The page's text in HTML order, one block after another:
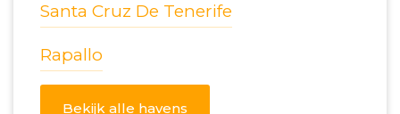
Santa Cruz De Tenerife
Rapallo
Bekijk alle havens